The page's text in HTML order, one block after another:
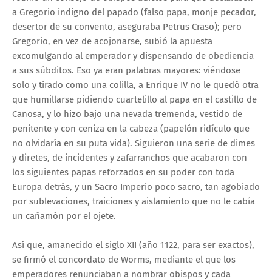
a Gregorio indigno del papado (falso papa, monje pecador,
desertor de su convento, aseguraba Petrus Craso); pero
Gregorio, en vez de acojonarse, subió la apuesta
excomulgando al emperador y dispensando de obediencia
a sus súbditos. Eso ya eran palabras mayores: viéndose
solo y tirado como una colilla, a Enrique IV no le quedó otra
que humillarse pidiendo cuartelillo al papa en el castillo de
Canosa, y lo hizo bajo una nevada tremenda, vestido de
penitente y con ceniza en la cabeza (papelón ridículo que
no olvidaría en su puta vida). Siguieron una serie de dimes
y diretes, de incidentes y zafarranchos que acabaron con
los siguientes papas reforzados en su poder con toda
Europa detrás, y un Sacro Imperio poco sacro, tan agobiado
por sublevaciones, traiciones y aislamiento que no le cabía
un cañamón por el ojete.
Así que, amanecido el siglo XII (año 1122, para ser exactos),
se firmó el concordato de Worms, mediante el que los
emperadores renunciaban a nombrar obispos y cada